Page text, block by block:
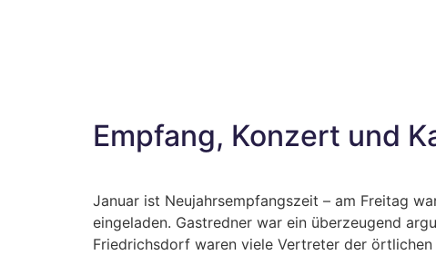
Empfang, Konzert und
Januar ist Neujahrsempfangszeit – am Freitag
eingeladen. Gastredner war ein überzeugend
Friedrichsdorf waren viele Vertreter der